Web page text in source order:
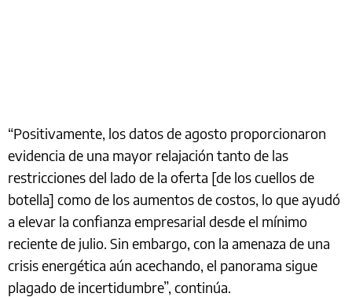
“Positivamente, los datos de agosto proporcionaron
evidencia de una mayor relajación tanto de las
restricciones del lado de la oferta [de los cuellos de
botella] como de los aumentos de costos, lo que ayudó
a elevar la confianza empresarial desde el mínimo
reciente de julio. Sin embargo, con la amenaza de una
crisis energética aún acechando, el panorama sigue
plagado de incertidumbre”, continúa.